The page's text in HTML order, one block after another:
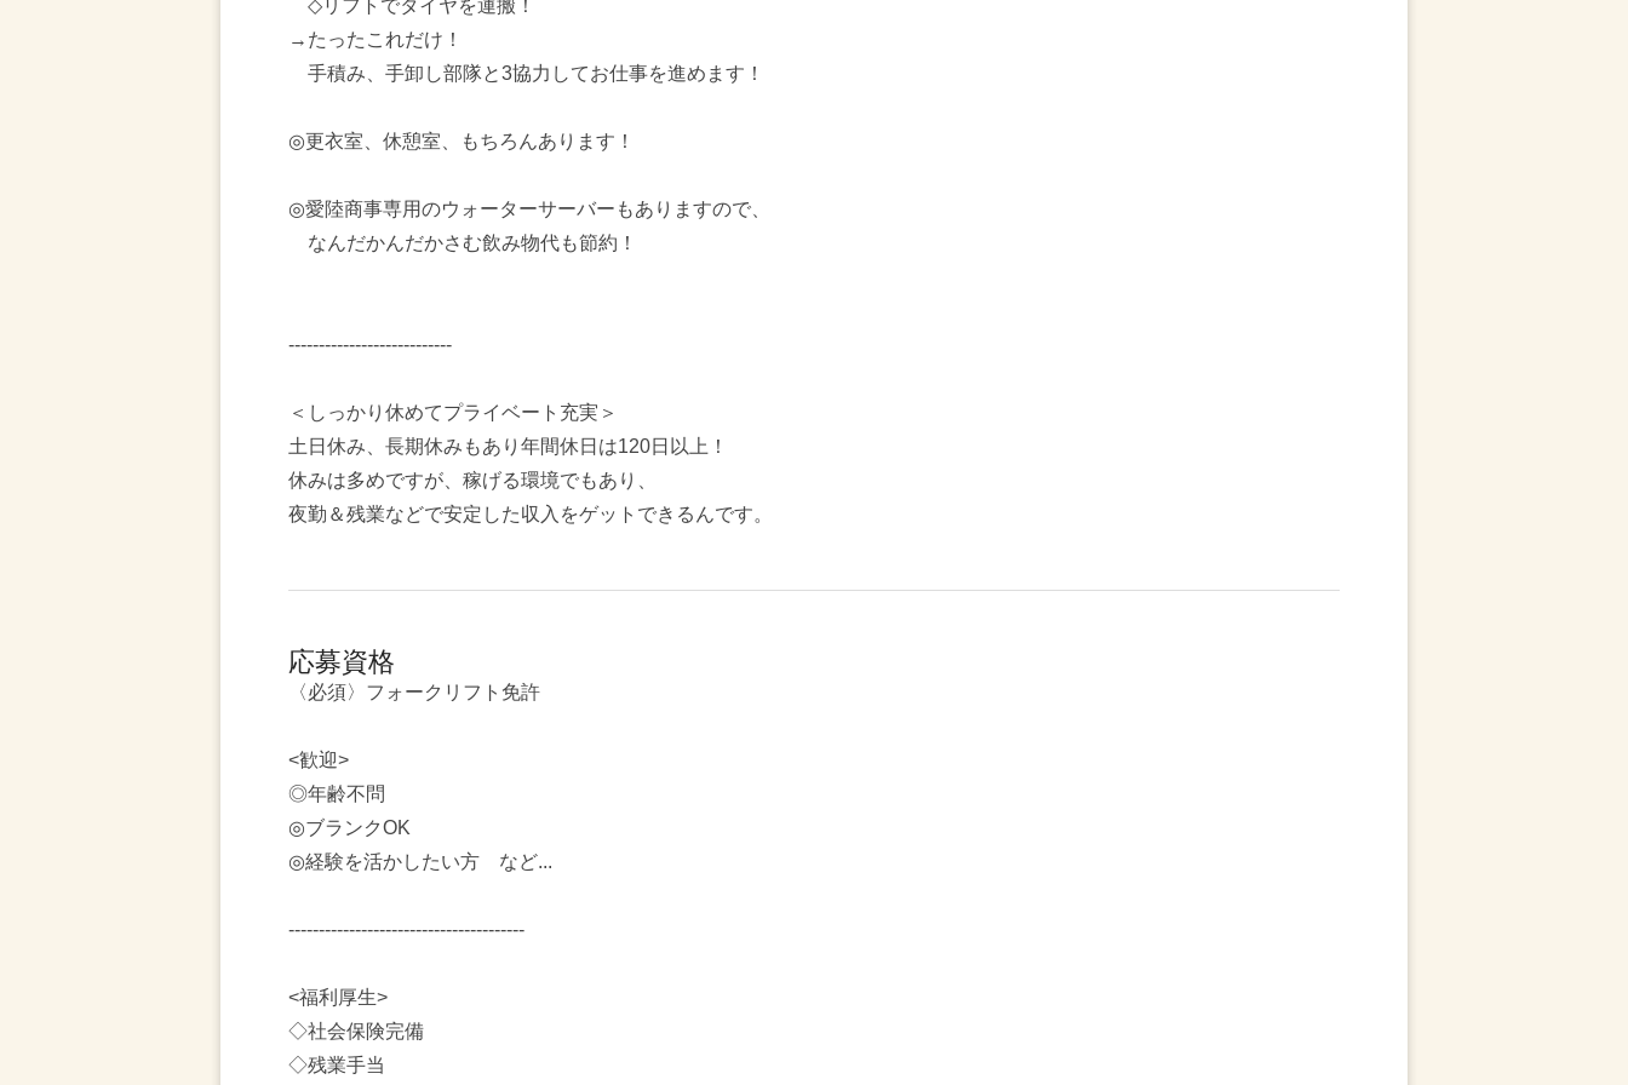
◇リフトでタイヤを運搬！
→たったこれだけ！
手積み、手卸し部隊と3協力してお仕事を進めます！
◎更衣室、休憩室、もちろんあります！
◎愛陸商事専用のウォーターサーバーもありますので、
なんだかんだかさむ飲み物代も節約！
---------------------------
＜しっかり休めてプライベート充実＞
土日休み、長期休みもあり年間休日は120日以上！
休みは多めですが、稼げる環境でもあり、
夜勤＆残業などで安定した収入をゲットできるんです。
応募資格
〈必須〉フォークリフト免許
<歓迎>
◎年齢不問
◎ブランクOK
◎経験を活かしたい方 など...
---------------------------------------
<福利厚生>
◇社会保険完備
◇残業手当